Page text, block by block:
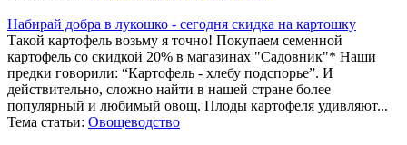
Набирай добра в лукошко - сегодня скидка на картошку
Такой картофель возьму я точно! Покупаем семенной
картофель со скидкой 20% в магазинах "Садовник"* Наши
предки говорили: “Картофель - хлебу подспорье”. И
действительно, сложно найти в нашей стране более
популярный и любимый овощ. Плоды картофеля удивляют...
Тема статьи: Овощеводство